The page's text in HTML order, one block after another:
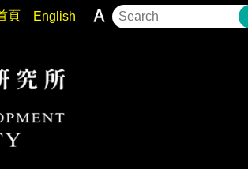
頁 English